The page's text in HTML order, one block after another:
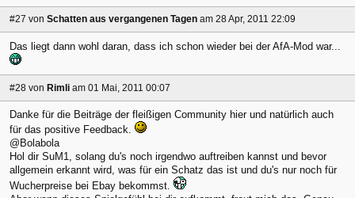
#27 von Schatten aus vergangenen Tagen am 28 Apr, 2011 22:09
Das liegt dann wohl daran, dass ich schon wieder bei der AfA-Mod war...
#28 von Rimli am 01 Mai, 2011 00:07
Danke für die Beiträge der fleißigen Community hier und natürlich auch
für das positive Feedback.
@Bolabola
Hol dir SuM1, solang du's noch irgendwo auftreiben kannst und bevor
allgemein erkannt wird, was für ein Schatz das ist und du's nur noch für
Wucherpreise bei Ebay bekommst.